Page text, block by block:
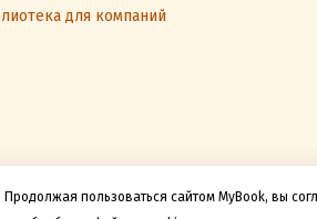
Продолжая пользоваться сайтом MyBook, вы
для компаний